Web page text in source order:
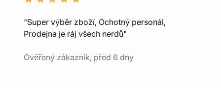
"Super výběr zboží, Ochotný personál,
Prodejna je ráj všech nerdů"
Ověřený zákazník, před 6 dny